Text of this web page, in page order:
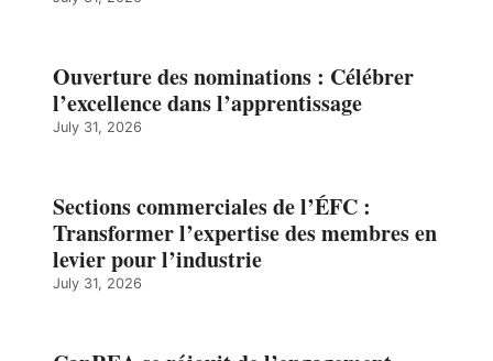
Ouverture des nominations : Célébrer
l’excellence dans l’apprentissage
July 31, 2026
Sections commerciales de l’ÉFC :
Transformer l’expertise des membres en
levier pour l’industrie
July 31, 2026